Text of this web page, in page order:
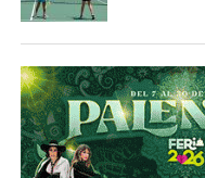
TEMAS RELACIONADOS
Habrá desabasto de
NO TE PIERDAS
Vuelca automóvil en la
Rioverde